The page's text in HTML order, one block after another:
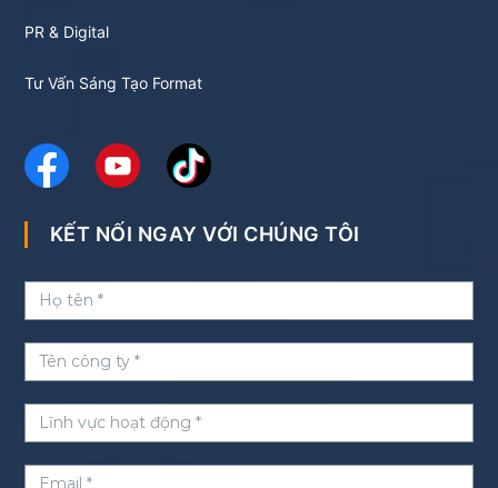
PR & Digital
Tư Vấn Sáng Tạo Format
KẾT NỐI NGAY VỚI CHÚNG TÔI